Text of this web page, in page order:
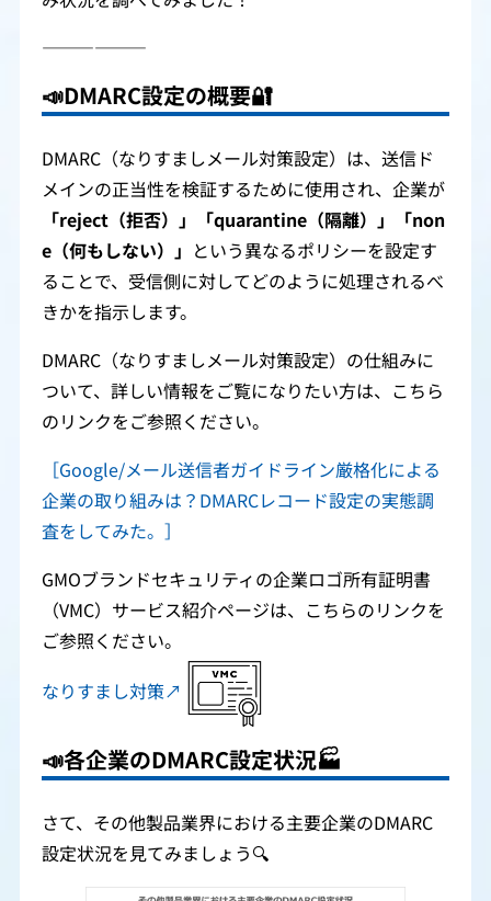
――――――
📣DMARC設定の概要🔐
DMARC（なりすましメール対策設定）は、送信ド
メインの正当性を検証するために使用され、企業が
「reject（拒否）」「quarantine（隔離）」「non
e（何もしない）」 という異なるポリシーを設定す
ることで、受信側に対してどのように処理されるべ
きかを指示します。
DMARC（なりすましメール対策設定）の仕組みに
ついて、詳しい情報をご覧になりたい方は、こちら
のリンクをご参照ください。
［Google/メール送信者ガイドライン厳格化による
企業の取り組みは？DMARCレコード設定の実態調
査をしてみた。］
GMOブランドセキュリティの企業ロゴ所有証明書
（VMC）サービス紹介ページは、こちらのリンクを
ご参照ください。
なりすまし対策↗
📣各企業のDMARC設定状況🏭
さて、その他製品業界における主要企業のDMARC
設定状況を見てみましょう🔍